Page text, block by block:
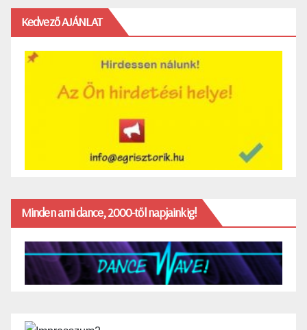
Kedvező AJÁNLAT
Minden ami dance, 2000-től napjainkig!